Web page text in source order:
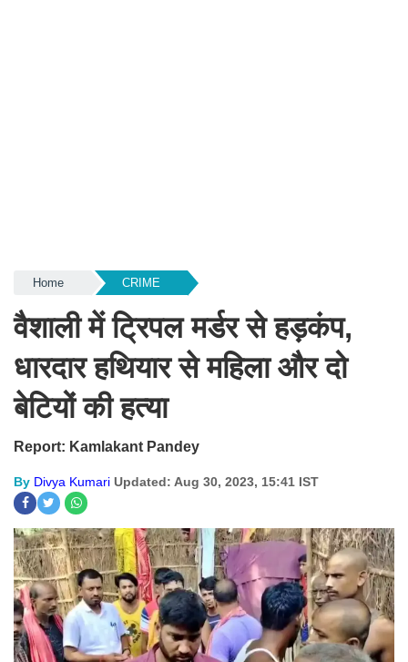
Home CRIME
वैशाली में ट्रिपल मर्डर से हड़कंप,
धारदार हथियार से महिला और दो
बेटियों की हत्या
Report: Kamlakant Pandey
By Divya Kumari Updated: Aug 30, 2023, 15:41 IST